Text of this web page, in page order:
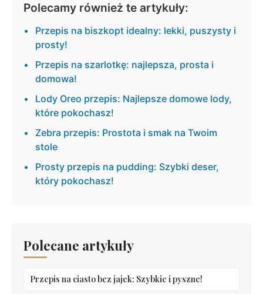
Polecamy również te artykuły:
Przepis na biszkopt idealny: lekki, puszysty i
prosty!
Przepis na szarlotkę: najlepsza, prosta i
domowa!
Lody Oreo przepis: Najlepsze domowe lody,
które pokochasz!
Zebra przepis: Prostota i smak na Twoim
stole
Prosty przepis na pudding: Szybki deser,
który pokochasz!
Polecane artykuły
Przepis na ciasto bez jajek: Szybkie i pyszne!